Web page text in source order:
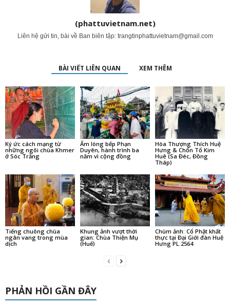
(phattuvietnam.net)
Liên hệ gửi tin, bài về Ban biên tập: trangtinphattuvietnam@gmail.com
BÀI VIẾT LIÊN QUAN XEM THÊM
Ký ức cách mạng từ
những ngôi chùa Khmer
ở Sóc Trăng
Ấm lòng bếp Phạn
Duyên, hành trình ba
năm vì cộng đồng
Hòa Thượng Thích Huệ
Hưng & Chốn Tổ Kim
Huê (Sa Đéc, Đồng
Tháp)
Tiếng chuông chùa
ngân vang trong mùa
dịch
Khung ảnh vượt thời
gian: Chùa Thiện Mụ
(Huế)
Chùm ảnh: Cổ Phật khất
thực tại Đại Giới đàn Huệ
Hưng PL.2564
PHẢN HỒI GẦN ĐÂY